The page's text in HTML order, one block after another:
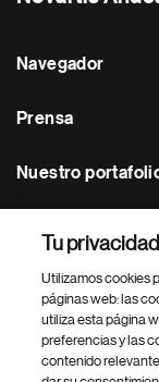
Navegador
Prensa
Nuestro
Footer Site Search
Tu
Utilizamos cookies
páginas web: las
utiliza esta página
preferencias y las
contenido